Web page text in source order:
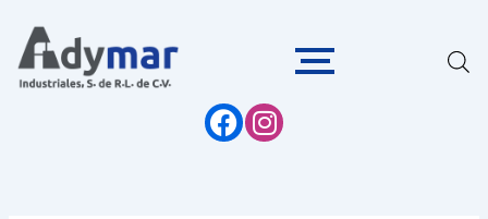
contenido